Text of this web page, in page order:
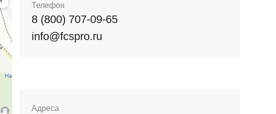
Адреса
Телефон
8 (800) 707-09-65
info@fcspro.ru